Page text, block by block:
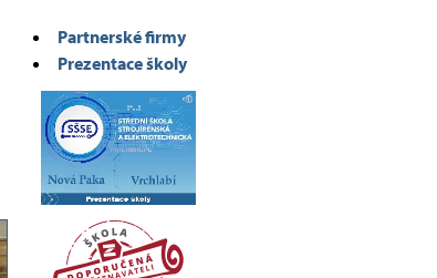
Partnerské firmy
Prezentace školy